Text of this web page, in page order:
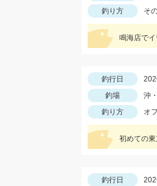
釣り方
そ
釣行日
釣場
沖
釣り方
オ
初めての
釣行日